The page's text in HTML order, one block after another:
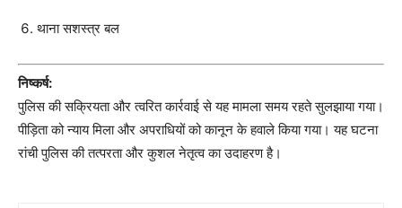
थाना सशस्त्र बल
निष्कर्ष:
पुलिस की सक्रियता और त्वरित कार्रवाई से यह मामला समय रहते सुलझाया गया।
पीड़िता को न्याय मिला और अपराधियों को कानून के हवाले किया गया। यह घटना
रांची पुलिस की तत्परता और कुशल नेतृत्व का उदाहरण है।